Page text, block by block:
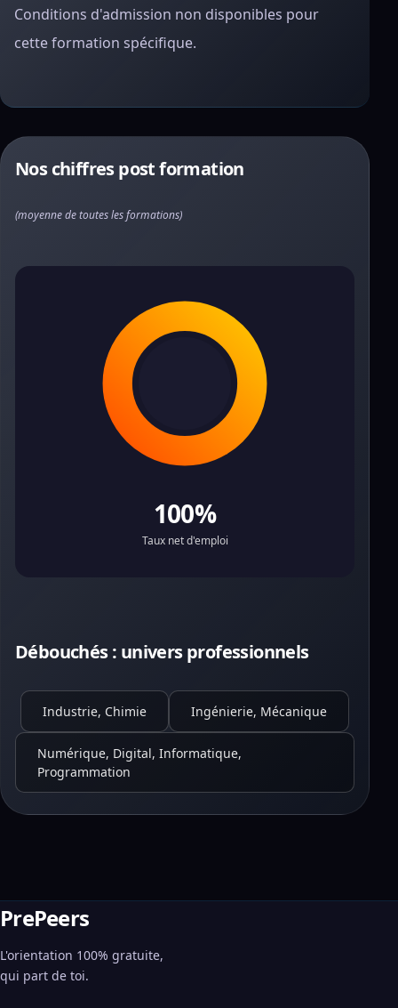
Conditions d'admission non disponibles pour
cette formation spécifique.
Nos chiffres post formation
(moyenne de toutes les formations)
100%
Taux net d'emploi
Débouchés : univers professionnels
Industrie, Chimie Ingénierie, Mécanique
Numérique, Digital, Informatique,
Programmation
PrePeers
L'orientation 100% gratuite,
qui part de toi.